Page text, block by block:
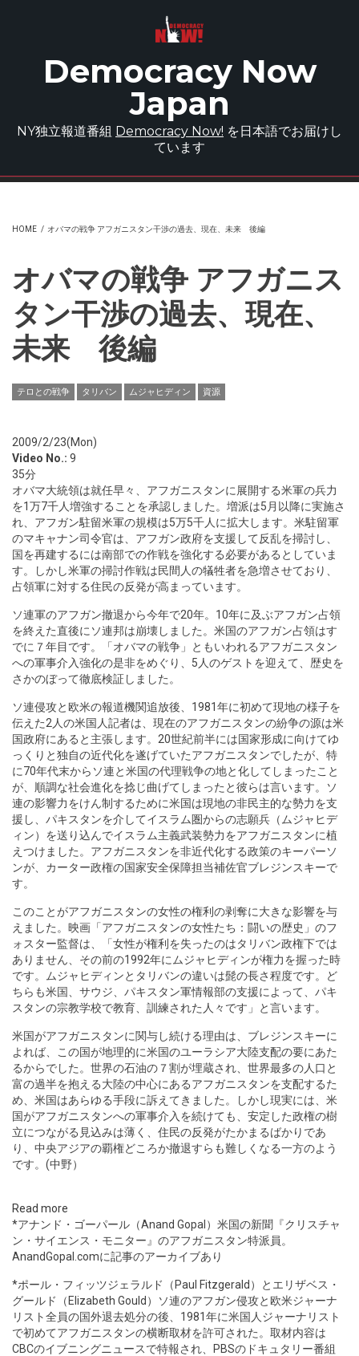
Democracy Now
Japan
NY独立報道番組 Democracy Now! を日本語でお届けし
ています
HOME / オバマの戦争 アフガニスタン干渉の過去、現在、未来 後編
オバマの戦争 アフガニス
タン干渉の過去、現在、
未来 後編
テロとの戦争 タリバン ムジャヒディン 資源
2009/2/23(Mon)
Video No.: 9
35分
オバマ大統領は就任早々、アフガニスタンに展開する米軍の兵力
を1万7千人増強することを承認しました。増派は5月以降に実施さ
れ、アフガン駐留米軍の規模は5万5千人に拡大します。米駐留軍
のマキャナン司令官は、アフガン政府を支援して反乱を掃討し、
国を再建するには南部での作戦を強化する必要があるとしていま
す。しかし米軍の掃討作戦は民間人の犠牲者を急増させており、
占領軍に対する住民の反発が高まっています。
ソ連軍のアフガン撤退から今年で20年。10年に及ぶアフガン占領
を終えた直後にソ連邦は崩壊しました。米国のアフガン占領はす
でに７年目です。「オバマの戦争」ともいわれるアフガニスタン
への軍事介入強化の是非をめぐり、5人のゲストを迎えて、歴史を
さかのぼって徹底検証しました。
ソ連侵攻と欧米の報道機関追放後、1981年に初めて現地の様子を
伝えた2人の米国人記者は、現在のアフガニスタンの紛争の源は米
国政府にあると主張します。20世紀前半には国家形成に向けてゆ
っくりと独自の近代化を遂げていたアフガニスタンでしたが、特
に70年代末からソ連と米国の代理戦争の地と化してしまったこと
が、順調な社会進化を捻じ曲げてしまったと彼らは言います。ソ
連の影響力をけん制するために米国は現地の非民主的な勢力を支
援し、パキスタンを介してイスラム圏からの志願兵（ムジャヒデ
ィン）を送り込んでイスラム主義武装勢力をアフガニスタンに植
えつけました。アフガニスタンを非近代化する政策のキーパーソ
ンが、カーター政権の国家安全保障担当補佐官ブレジンスキーで
す。
このことがアフガニスタンの女性の権利の剥奪に大きな影響を与
えました。映画「アフガニスタンの女性たち：闘いの歴史」のフ
ォスター監督は、「女性が権利を失ったのはタリバン政権下では
ありません、その前の1992年にムジャヒディンが権力を握った時
です。ムジャヒディンとタリバンの違いは髭の長さ程度です。ど
ちらも米国、サウジ、パキスタン軍情報部の支援によって、パキ
スタンの宗教学校で教育、訓練された人々です」と言います。
米国がアフガニスタンに関与し続ける理由は、ブレジンスキーに
よれば、この国が地理的に米国のユーラシア大陸支配の要にあた
るからでした。世界の石油の７割が埋蔵され、世界最多の人口と
富の過半を抱える大陸の中心にあるアフガニスタンを支配するた
め、米国はあらゆる手段に訴えてきました。しかし現実には、米
国がアフガニスタンへの軍事介入を続けても、安定した政権の樹
立につながる見込みは薄く、住民の反発がたかまるばかりであ
り、中央アジアの覇権どころか撤退すらも難しくなる一方のよう
です。(中野）
Read more
*アナンド・ゴーパール（Anand Gopal）米国の新聞『クリスチャ
ン・サイエンス・モニター』のアフガニスタン特派員。
AnandGopal.comに記事のアーカイブあり
*ポール・フィッツジェラルド（Paul Fitzgerald）とエリザベス・
グールド（Elizabeth Gould）ソ連のアフガン侵攻と欧米ジャーナ
リスト全員の国外退去処分の後、1981年に米国人ジャーナリスト
で初めてアフガニスタンの横断取材を許可された。取材内容は
CBCのイブニングニュースで特報され、PBSのドキュタリー番組